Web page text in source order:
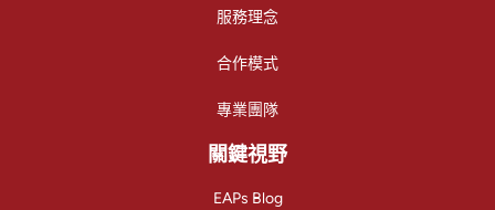
服務理念
合作模式
專業團隊
關鍵視野
EAPs Blog